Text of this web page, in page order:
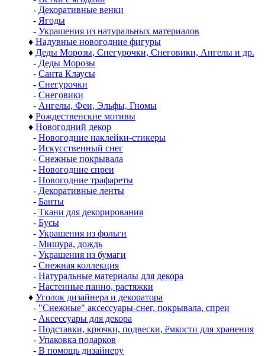
- Декоративные венки
- Ягоды
- Украшения из натуральных материалов
♦ Надувные новогодние фигуры
♦ Деды Морозы, Снегурочки, Снеговики, Ангелы и др.
- Деды Морозы
- Санта Клаусы
- Снегурочки
- Снеговики
- Ангелы, Феи, Эльфы, Гномы
♦ Рождественские мотивы
♦ Новогодний декор
- Новогодние наклейки-стикеры
- Искусственный снег
- Снежные покрывала
- Новогодние спреи
- Новогодние трафареты
- Декоративные ленты
- Банты
- Ткани для декорирования
- Бусы
- Украшения из фольги
- Мишура, дождь
- Украшения из бумаги
- Снежная коллекция
- Натуральные материалы для декора
- Настенные панно, растяжки
♦ Уголок дизайнера и декоратора
- "Снежные" аксессуары-снег, покрывала, спреи
- Аксессуары для декора
- Подставки, крючки, подвески, ёмкости для хранения
- Упаковка подарков
- В помощь дизайнеру